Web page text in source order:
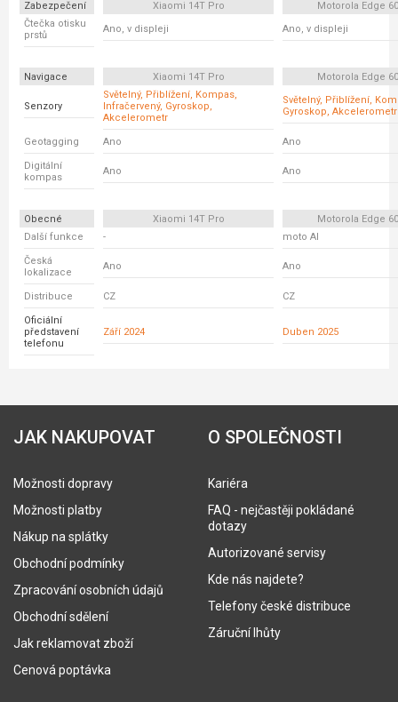
Zabezpečení Xiaomi 14T Pro
Motorola Edge
Čtečka otisku
prstů
Ano, v displeji Ano, v displeji
Navigace Xiaomi 14T Pro Motorola Edge
Senzory
Světelný, Přiblížení, Kompas,
Infračervený, Gyroskop,
Akcelerometr
Světelný, Přiblížení,
Gyroskop, Akcelerometr
Geotagging Ano Ano
Digitální
kompas
Ano Ano
Obecné Xiaomi 14T Pro
Motorola Edge
Další funkce
- moto AI
Česká
lokalizace
Ano Ano
Distribuce CZ CZ
Oficiální
představení
telefonu
Září 2024 Duben 2025
JAK NAKUPOVAT
Možnosti dopravy
Možnosti platby
Nákup na splátky
Obchodní podmínky
Zpracování osobních údajů
Obchodní sdělení
Jak reklamovat zboží
Cenová poptávka
O SPOLEČNOSTI
Kariéra
FAQ - nejčastěji pokládané
dotazy
Autorizované servisy
Kde nás najdete?
Telefony české distribuce
Záruční lhůty